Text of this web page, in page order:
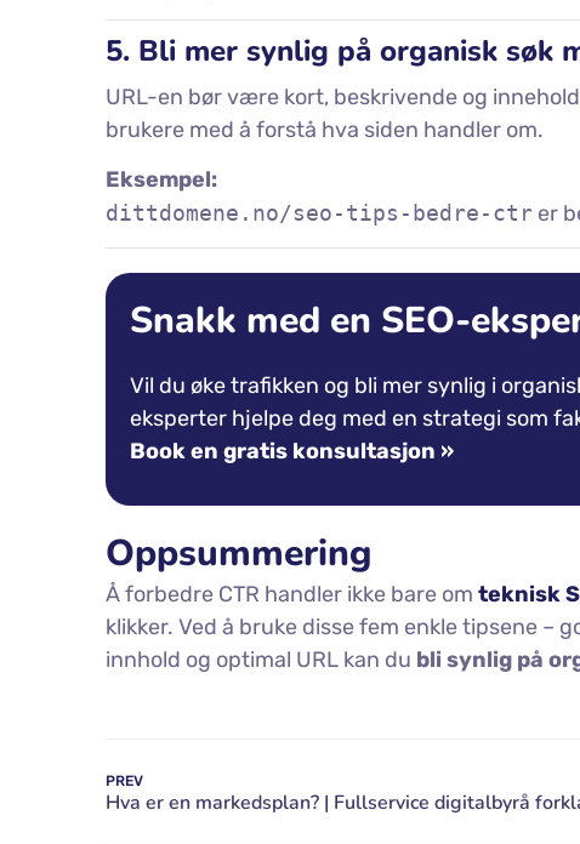
5. Bli mer synlig på organisk søk
URL-en bør være kort, beskrivende og
brukere med å forstå hva siden handler om.
Eksempel:
dittdomene.no/seo-tips-bedre-ctr er
Snakk med en SEO-
Vil du øke trafikken og bli mer synlig i
eksperter hjelpe deg med en strategi som
Book en gratis konsultasjon »
Oppsummering
Å forbedre CTR handler ikke bare om teknisk
klikker. Ved å bruke disse fem enkle tipsene
innhold og optimal URL kan du bli synlig på
PREV